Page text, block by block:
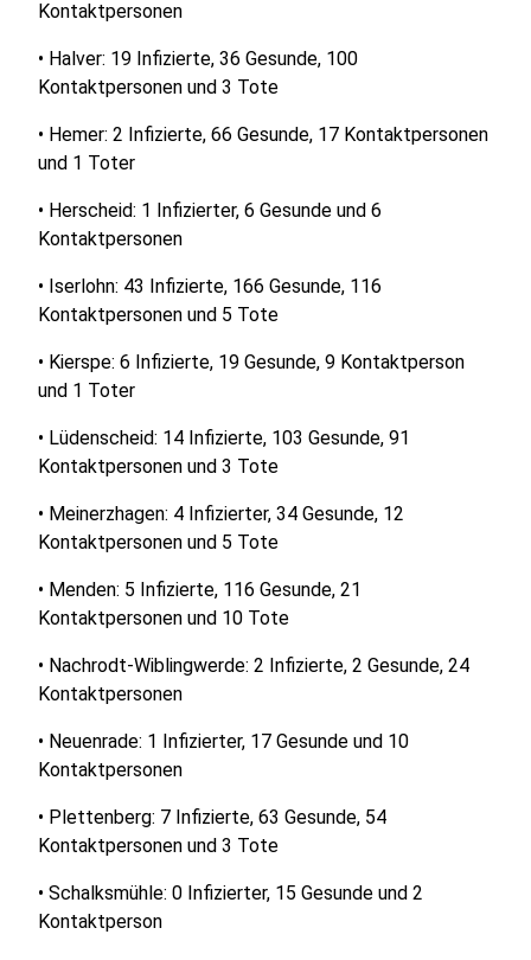
Kontaktpersonen
• Halver: 19 Infizierte, 36 Gesunde, 100
Kontaktpersonen und 3 Tote
• Hemer: 2 Infizierte, 66 Gesunde, 17 Kontaktpersonen
und 1 Toter
• Herscheid: 1 Infizierter, 6 Gesunde und 6
Kontaktpersonen
• Iserlohn: 43 Infizierte, 166 Gesunde, 116
Kontaktpersonen und 5 Tote
• Kierspe: 6 Infizierte, 19 Gesunde, 9 Kontaktperson
und 1 Toter
• Lüdenscheid: 14 Infizierte, 103 Gesunde, 91
Kontaktpersonen und 3 Tote
• Meinerzhagen: 4 Infizierter, 34 Gesunde, 12
Kontaktpersonen und 5 Tote
• Menden: 5 Infizierte, 116 Gesunde, 21
Kontaktpersonen und 10 Tote
• Nachrodt-Wiblingwerde: 2 Infizierte, 2 Gesunde, 24
Kontaktpersonen
• Neuenrade: 1 Infizierter, 17 Gesunde und 10
Kontaktpersonen
• Plettenberg: 7 Infizierte, 63 Gesunde, 54
Kontaktpersonen und 3 Tote
• Schalksmühle: 0 Infizierter, 15 Gesunde und 2
Kontaktperson